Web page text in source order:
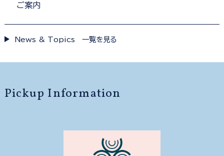
ご案内
News & Topics 一覧を見る
Pickup Information